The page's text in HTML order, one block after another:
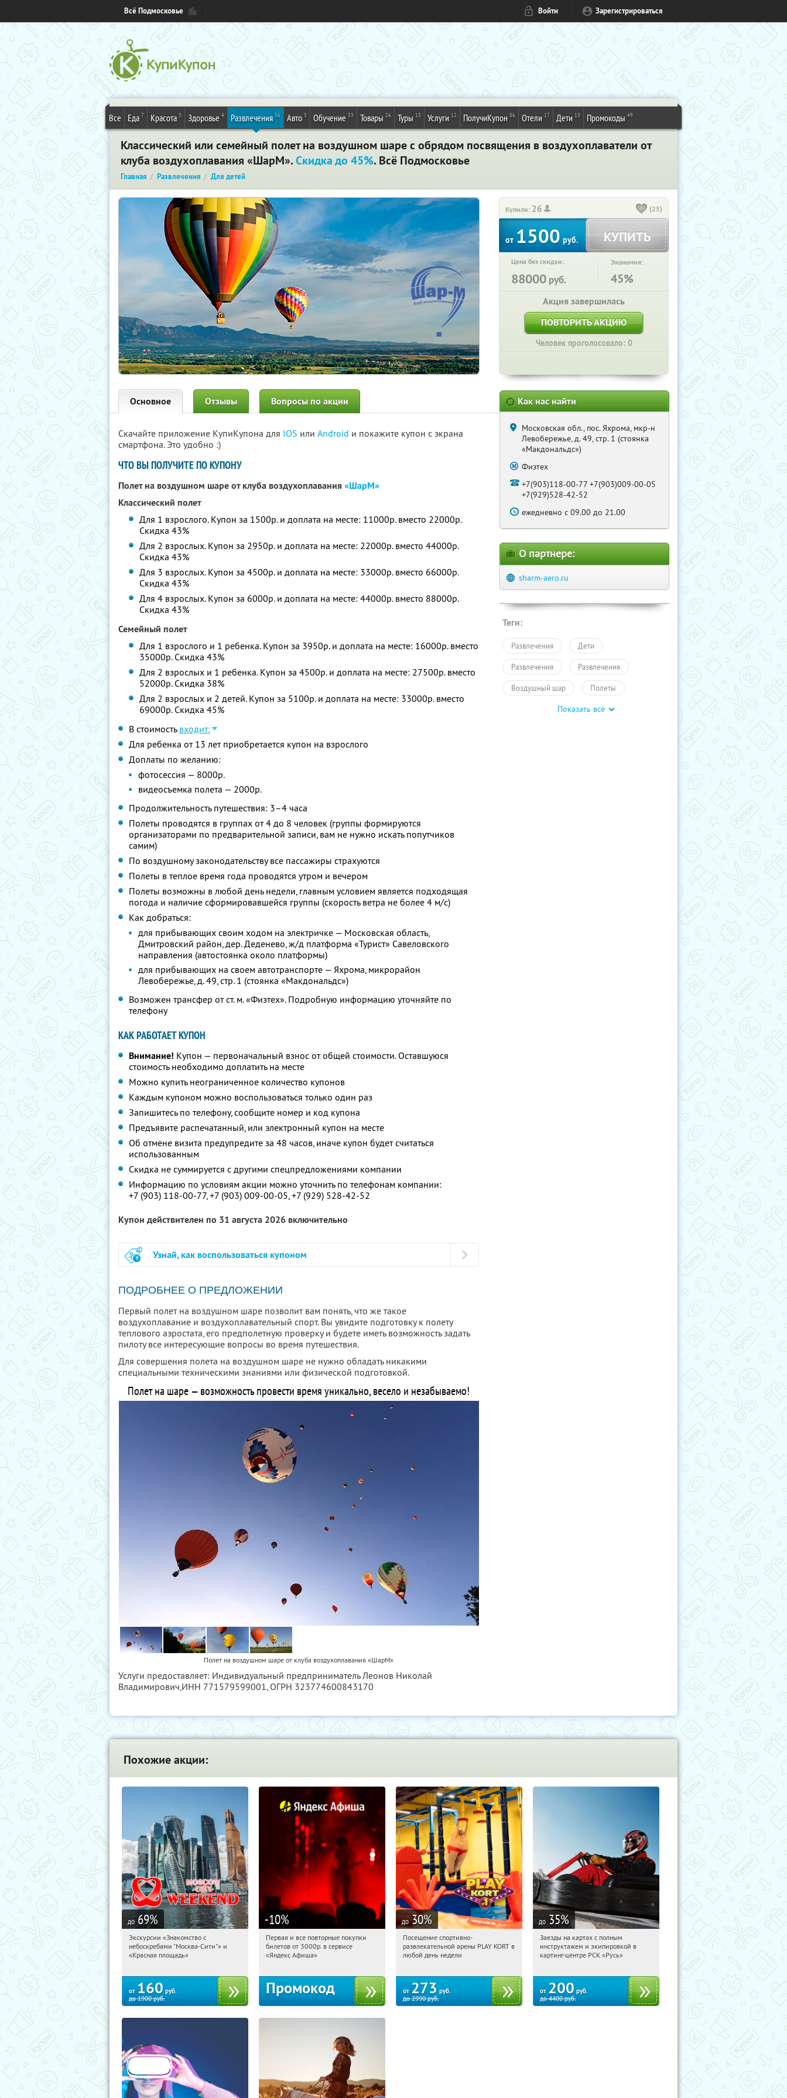
Всё Подмосковье Войти Зарегистрироваться
Все Еда 7 Красота 3 Здоровье 4 Развлечения 36 Авто 3 Обучение 33 Товары 26 Туры 13 Услуги 12 ПолучиКупон 86 Отели 17 Дети 13 Промокоды 49
Классический или семейный полет на воздушном шаре с обрядом посвящения в воздухоплаватели от
клуба воздухоплавания «ШарМ».Скидка до 45%. Всё Подмосковье
Главная Развлечения Для детей
Купили: 26 (25)
от 1500 руб. КУПИТЬ
Цена без скидки:
88000 руб.
Экономия:
45%
Акция завершилась
ПОВТОРИТЬ АКЦИЮ
Человек проголосовало: 0
Основное Отзывы Вопросы по акции
Скачайте приложение КупиКупона для IOS или Android и покажите купон с экрана
смартфона. Это удобно :)
ЧТО ВЫ ПОЛУЧИТЕ ПО КУПОНУ
Полет на воздушном шаре от клуба воздухоплавания«ШарМ»
Классический полет
Для 1 взрослого. Купон за 1500р. и доплата на месте: 11000р. вместо 22000р.
Скидка 43%
Для 2 взрослых. Купон за 2950р. и доплата на месте: 22000р. вместо 44000р.
Скидка 43%
Для 3 взрослых. Купон за 4500р. и доплата на месте: 33000р. вместо 66000р.
Скидка 43%
Для 4 взрослых. Купон за 6000р. и доплата на месте: 44000р. вместо 88000р.
Скидка 43%
Семейный полет
Для 1 взрослого и 1 ребенка. Купон за 3950р. и доплата на месте: 16000р. вместо
35000р. Скидка 43%
Для 2 взрослых и 1 ребенка. Купон за 4500р. и доплата на месте: 27500р. вместо
52000р. Скидка 38%
Для 2 взрослых и 2 детей. Купон за 5100р. и доплата на месте: 33000р. вместо
69000р. Скидка 45%
В стоимость входит:
Для ребенка от 13 лет приобретается купон на взрослого
Доплаты по желанию:
фотосессия — 8000р.
видеосъемка полета — 2000р.
Продолжительность путешествия: 3–4 часа
Полеты проводятся в группах от 4 до 8 человек (группы формируются
организаторами по предварительной записи, вам не нужно искать попутчиков
самим)
По воздушному законодательству все пассажиры страхуются
Полеты в теплое время года проводятся утром и вечером
Полеты возможны в любой день недели, главным условием является подходящая
погода и наличие сформировавшейся группы (скорость ветра не более 4 м/с)
Как добраться:
для прибывающих своим ходом на электричке — Московская область,
Дмитровский район, дер. Деденево, ж/д платформа «Турист» Савеловского
направления (автостоянка около платформы)
для прибывающих на своем автотранспорте — Яхрома, микрорайон
Левобережье, д. 49, стр. 1 (стоянка «Макдональдс»)
Возможен трансфер от ст. м. «Физтех». Подробную информацию уточняйте по
телефону
КАК РАБОТАЕТ КУПОН
Внимание! Купон — первоначальный взнос от общей стоимости. Оставшуюся
стоимость необходимо доплатить на месте
Можно купить неограниченное количество купонов
Каждым купоном можно воспользоваться только один раз
Запишитесь по телефону, сообщите номер и код купона
Предъявите распечатанный, или электронный купон на месте
Об отмене визита предупредите за 48 часов, иначе купон будет считаться
использованным
Скидка не суммируется с другими спецпредложениями компании
Информацию по условиям акции можно уточнить по телефонам компании:
+7 (903) 118-00-77, +7 (903) 009-00-05, +7 (929) 528-42-52
Купон действителен по 31 августа 2026 включительно
Узнай, как воспользоваться купоном
ПОДРОБНЕЕ О ПРЕДЛОЖЕНИИ
Первый полет на воздушном шаре позволит вам понять, что же такое
воздухоплавание и воздухоплавательный спорт. Вы увидите подготовку к полету
теплового аэростата, его предполетную проверку и будете иметь возможность задать
пилоту все интересующие вопросы во время путешествия.
Для совершения полета на воздушном шаре не нужно обладать никакими
специальными техническими знаниями или физической подготовкой.
Полет на шаре — возможность провести время уникально, весело и незабываемо!
Полет на воздушном шаре от клуба воздухоплавания «ШарМ»
Услуги предоставляет: Индивидуальный предприниматель Леонов Николай
Владимирович,ИНН 771579599001, ОГРН 323774600843170
Как нас найти
Московская обл., пос. Яхрома, мкр-н
Левобережье, д. 49, стр. 1 (стоянка
«Макдональдс»)
Физтех
+7(903)118-00-77 +7(903)009-00-05
+7(929)528-42-52
ежедневно с 09.00 до 21.00
О партнере:
sharm-aero.ru
Теги:
Развлечения Дети
Развлечения Развлечения
Воздушный шар Полеты
Развлечения
Показать все
Похожие акции:
до 69%
15:54:15
Деловой центр
Экскурсии «Знакомство с
небоскребами "Москва-Сити"» и
«Красная площадь»
от 160 руб.
до1900руб.
-10%
15:54:15 Получили:
Россия
Первая и все повторные покупки
билетов от 3000р. в сервисе
«Яндекс Афиша»
Промокод
до 30%
15:54:15
Московская обл., г. Мытищи, ул. Мира,
Посещение спортивно-
развлекательной арены PLAY KORT в
любой день недели
от 273 руб.
до2990руб.
до 35%
15:54:15 Купили:
Московская обл., д. Дальние
Заезды на картах с полным
инструктажем и экипировкой в
картинг-центре РСК «Русь»
от 200 руб.
до4400руб.